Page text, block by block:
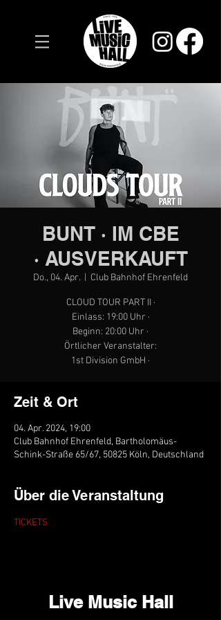
BUNT · IM CBE
· AUSVERKAUFT
Do., 04. Apr. Club Bahnhof Ehrenfeld
CLOUD TOUR PART II ·
Einlass: 19:00 Uhr ·
Beginn: 20:00 Uhr ·
Örtlicher Veranstalter:
1st Division GmbH ·
Zeit & Ort
04. Apr. 2024, 19:00
Club Bahnhof Ehrenfeld, Bartholomäus-
Schink-Straße 65/67, 50825 Köln, Deutschland
Über die Veranstaltung
TICKETS
Live Music Hall